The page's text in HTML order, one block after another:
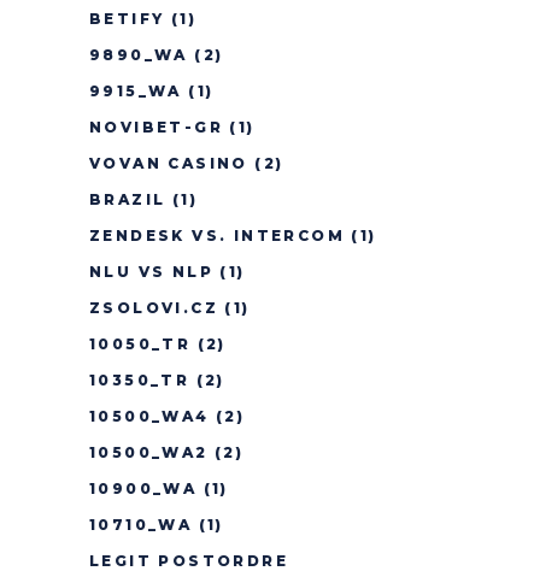
BETIFY (1)
9890_WA (2)
9915_WA (1)
NOVIBET-GR (1)
VOVAN CASINO (2)
BRAZIL (1)
ZENDESK VS. INTERCOM (1)
NLU VS NLP (1)
ZSOLOVI.CZ (1)
10050_TR (2)
10350_TR (2)
10500_WA4 (2)
10500_WA2 (2)
10900_WA (1)
10710_WA (1)
LEGIT POSTORDRE